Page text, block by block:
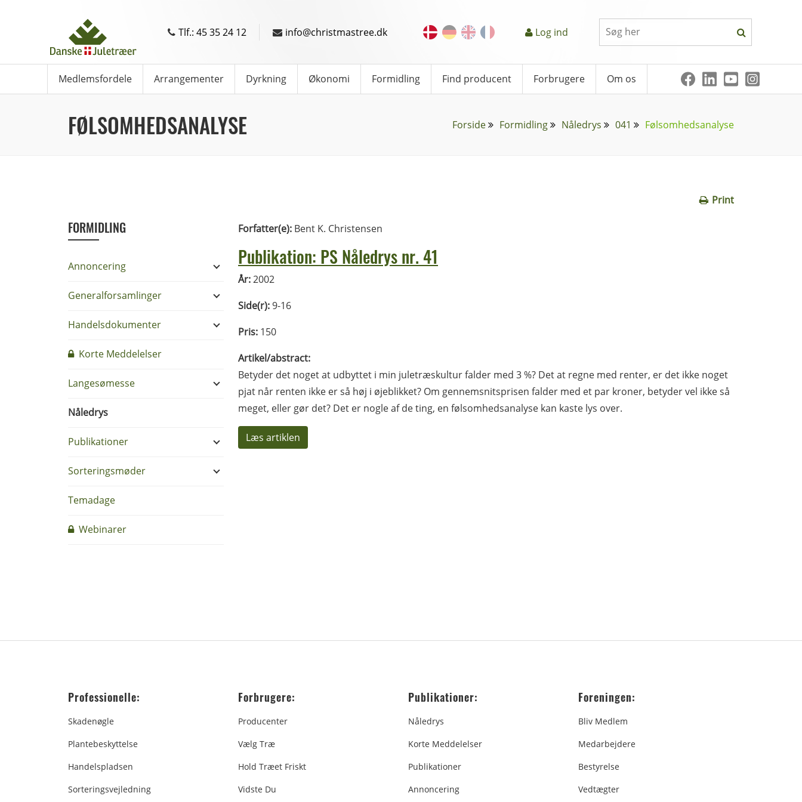
Tlf.: 45 35 24 12 info@christmastree.dk Log ind
Medlemsfordele Arrangementer Dyrkning Økonomi Formidling Find producent Forbrugere Om os
FØLSOMHEDSANALYSE Forside Formidling Nåledrys 041 Følsomhedsanalyse
Print
FORMIDLING
Annoncering
Generalforsamlinger
Handelsdokumenter
Korte Meddelelser
Langesømesse
Nåledrys
Publikationer
Sorteringsmøder
Temadage
Webinarer
Forfatter(e): Bent K. Christensen
Publikation: PS Nåledrys nr. 41
År:2002
Side(r):9-16
Pris: 150
Artikel/abstract:
Betyder det noget at udbyttet i min juletræskultur falder med 3 %? Det at regne med renter, er det ikke noget
pjat når renten ikke er så høj i øjeblikket? Om gennemsnitsprisen falder med et par kroner, betyder vel ikke så
meget, eller gør det? Det er nogle af de ting, en følsomhedsanalyse kan kaste lys over.
Læs artiklen
Professionelle:
Skadenøgle
Plantebeskyttelse
Handelspladsen
Sorteringsvejledning
Forbrugere:
Producenter
Vælg Træ
Hold Træet Friskt
Vidste Du
Publikationer:
Nåledrys
Korte Meddelelser
Publikationer
Annoncering
Foreningen:
Bliv Medlem
Medarbejdere
Bestyrelse
Vedtægter